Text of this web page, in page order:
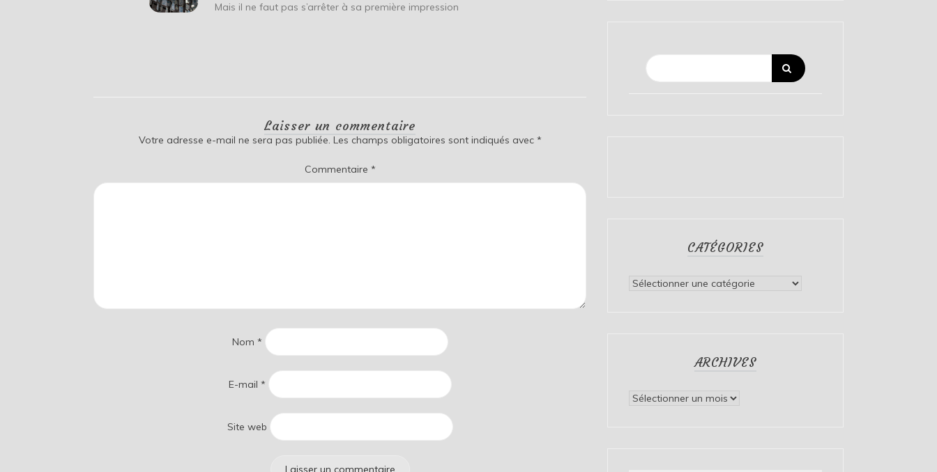
Mais il ne faut pas s’arrêter à sa première impression
Laisser un commentaire
Votre adresse e-mail ne sera pas publiée. Les champs obligatoires sont indiqués avec *
Commentaire *
Nom *
E-mail *
Site web
CATÉGORIES
Catégories
ARCHIVES
Archives